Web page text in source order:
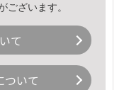
ございます。
て
ついて